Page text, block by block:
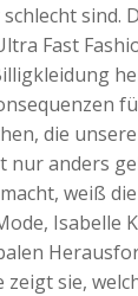
sind.
Fast
die
nur anders
weiß
Isabelle
sie,